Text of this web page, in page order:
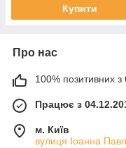
Купити
Про нас
100% позитивних з
Працює з
м. Київ
вулиця Іоанна